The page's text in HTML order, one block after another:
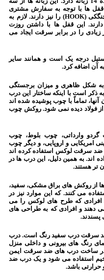
قفل ها با توجه به سفارش مشتری
قابلیت تبدیل به مدل ساده (MONO) و چنگکی (HOOK) را نیز دارند. لازم به
60 ماه گارانتی دارند. این قفل ها با داشتن روزت
را در برابر سرقت ایجاد می
درجه یک است و همانند سایر
آن اضافه کرد.
شکل ظاهری و میزان برجستگی
ذکر است با اینکه ساختار این درب
آنها، تماماً با چوب پوشیده شده اند
فولاد دیده نمی شود. روکش چوب
وارداتی، چوب بلوط، چوب
امریکایی و اروپایی، و دیگر چوب
سرقت لوکس استفاده کرده اند
به همین دلیل، این درب ها در
تر هستند.
از روکش های براق مشکی، سفید،
می کنند. که این موارد نیز در
افرادی که طرح های لوکس را می
دهند و افرادی که به طراحی های
پسندند.
سرقت درب سفید رنگ است. درب
رنگ های بیرونی و داخلی منزل
ساخت درب های ضد سرقت ایمن
استفاده می شود و یک درب ضد
حرارتی باشد.